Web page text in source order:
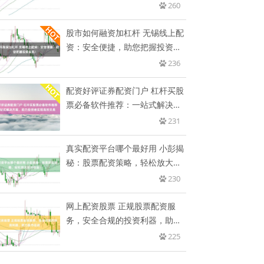
260
股市如何融资加杠杆 无锡线上配
资：安全便捷，助您把握投资良
236
配资好评证券配资门户 杠杆买股
票必备软件推荐：一站式解决方
231
真实配资平台哪个最好用 小彭揭
秘：股票配资策略，轻松放大投
230
网上配资股票 正规股票配资服
务，安全合规的投资利器，助力
225